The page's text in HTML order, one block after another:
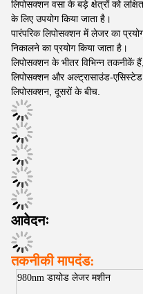
लिपोसक्शन वसा के बड़े क्षेत्रों को
के लिए उपयोग किया जाता है।
पारंपरिक लिपोसक्शन में लेजर का
निकालने का प्रयोग किया जाता है।
लिपोसक्शन के भीतर विभिन्न तकनीकें
लिपोसक्शन और अल्ट्रासाउंड-
लिपोसक्शन, दूसरों के बीच.
आवेदनः
तकनीकी मापदंड:
980nm डायोड लेजर मशीन